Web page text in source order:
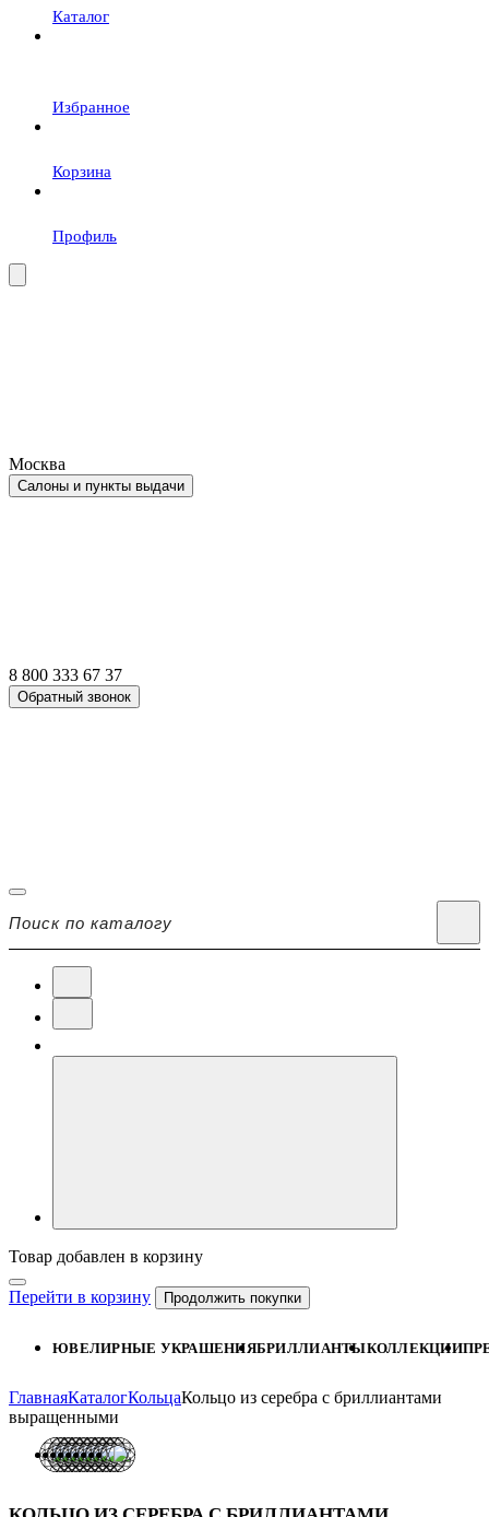
Каталог
Избранное
Корзина
Профиль
Москва
Салоны и пункты выдачи
8 800 333 67 37
Обратный звонок
Товар добавлен в корзину
Перейти в корзину Продолжить покупки
ЮВЕЛИРНЫЕ УКРАШЕНИЯБРИЛЛИАНТЫКОЛЛЕКЦИИ
ГлавнаяКаталогКольцаКольцо из серебра с бриллиантами
выращенными